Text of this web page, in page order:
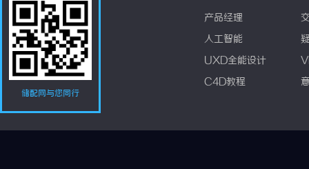
储配网与您同行
产品经理
人工智能
UXD全能设计
C4D教程